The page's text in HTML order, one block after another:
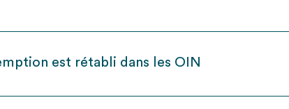
est rétabli dans les OIN